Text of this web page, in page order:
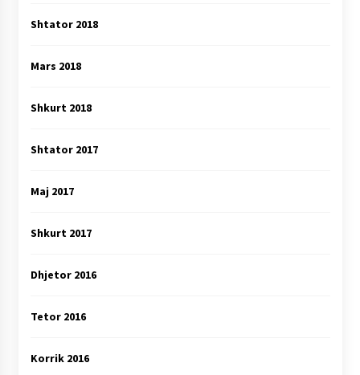
Shtator 2018
Mars 2018
Shkurt 2018
Shtator 2017
Maj 2017
Shkurt 2017
Dhjetor 2016
Tetor 2016
Korrik 2016